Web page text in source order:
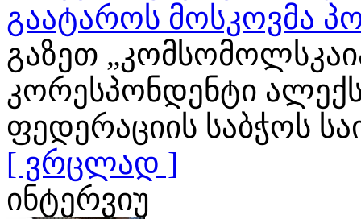
გაატაროს მოსკოვმა
გაზეთ
კორესპონდენტი
ფედერაციის საბჭოს
[ ვრცლად ]
ინტერვიუ